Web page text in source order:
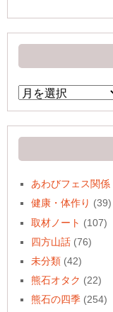
ア
ー
イ
ブ
あわびフェス関係
健康・体作り (39)
取材ノート (107)
四方山話 (76)
未分類 (42)
熊石オタク (22)
熊石の四季 (254)